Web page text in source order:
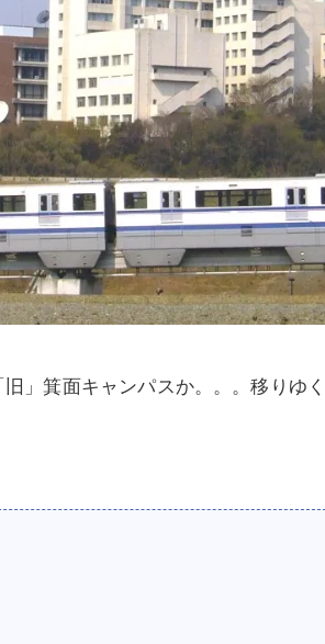
」箕面キャンパスか。。。移りゆく